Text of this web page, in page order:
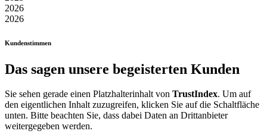
2026
2026
Kundenstimmen
Das sagen unsere begeisterten Kunden
Sie sehen gerade einen Platzhalterinhalt von TrustIndex. Um auf
den eigentlichen Inhalt zuzugreifen, klicken Sie auf die Schaltfläche
unten. Bitte beachten Sie, dass dabei Daten an Drittanbieter
weitergegeben werden.